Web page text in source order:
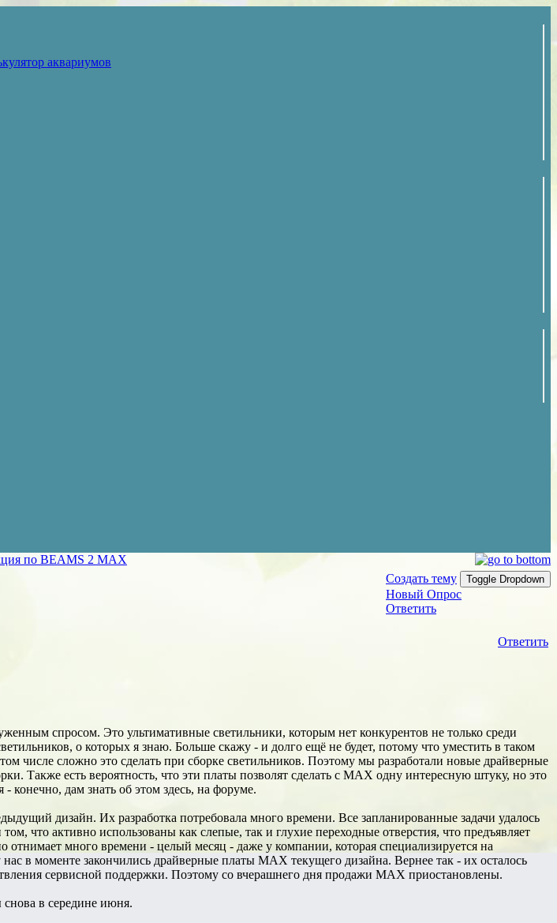
аквариумов
по BEAMS 2 MAX
Создать тему
Toggle Dropdown
Новый Опрос
Ответить
Ответить
спросом. Это ультимативные светильники, которым нет конкурентов не только среди
о которых я знаю. Больше скажу - и долго ещё не будет, потому что уместить в таком
числе сложно это сделать при сборке светильников. Поэтому мы разработали новые драйверные
Также есть вероятность, что эти платы позволят сделать с MAX одну интересную штуку, но это
конечно, дам знать об этом здесь, на форуме.
дизайн. Их разработка потребовала много времени. Все запланированные задачи удалось
что активно использованы как слепые, так и глухие переходные отверстия, что предъявляет
отнимает много времени - целый месяц - даже у компании, которая специализируется на
в моменте закончились драйверные платы MAX текущего дизайна. Вернее так - их осталось
сервисной поддержки. Поэтому со вчерашнего дня продажи MAX приостановлены.
в середине июня.